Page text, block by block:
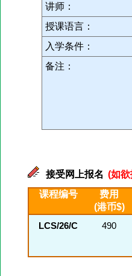
讲师：
授课语言：
入学条件：
备注：
接受网上报名 (如
课程编号
费用
(港币$)
LCS/26/C 490